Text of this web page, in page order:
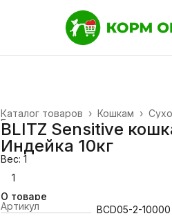
Кошкам ›
Каталог товаров ›
Главная ›
BLITZ Sensitive
Индейка 10кг
Вес: 1
1
О товаре
Артикул
BCD05-2-10000